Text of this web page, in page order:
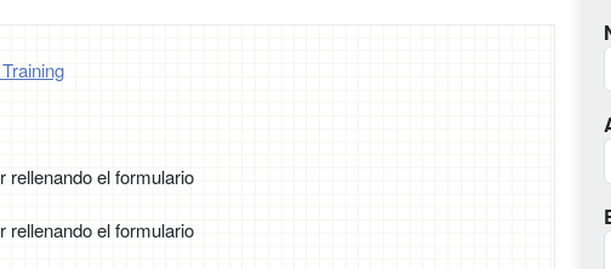
rellenando el formulario
rellenando el formulario